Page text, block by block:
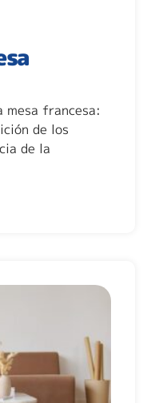
mesa francesa:
de los
de la